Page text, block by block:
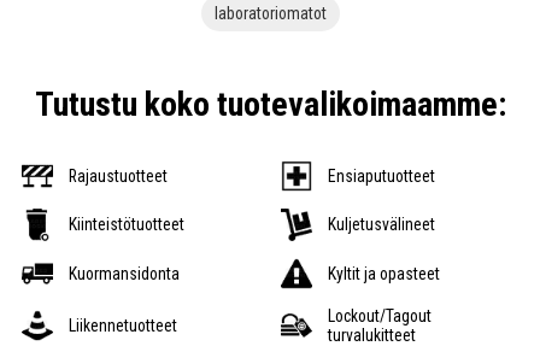
laboratoriomatot
Tutustu koko tuotevalikoimaamme:
Rajaustuotteet Ensiaputuotteet
Kiinteistötuotteet Kuljetusvälineet
Kuormansidonta Kyltit ja opasteet
Liikennetuotteet
Lockout/Tagout
turvalukitteet